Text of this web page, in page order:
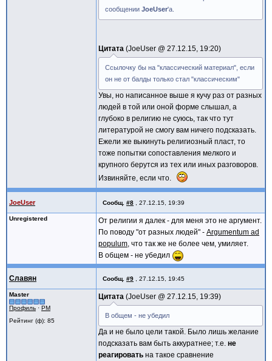
сообщении JoeUser'а.
Цитата JoeUser @ 27.12.15, 19:20
Ссылочку бы на "классический материал", если
он не от балды только стал "классическим"
Увы, но написанное выше я кучу раз от разных
людей в той или оной форме слышал, а
глубоко в религию не суюсь, так что тут
литературой не смогу вам ничего подсказать.
Ежели же выкинуть религиозный пласт, то
тоже попытки сопоставления мелкого и
крупного берутся из тех или иных разговоров.
Извиняйте, если что.
JoeUser Сообщ. #8 27.12.15, 19:39
Unregistered
От религии я далек - для меня это не аргумент.
По поводу "от разных людей" - Argumentum ad
populum, что так же не более чем, умиляет.
В общем - не убедил
Славян Сообщ. #9 27.12.15, 19:45
Master
Профиль · PM
Рейтинг (ф): 85
Цитата JoeUser @ 27.12.15, 19:39
В общем - не убедил
Да и не было цели такой. Было лишь желание
подсказать вам быть аккуратнее; т.е. не
реагировать на такое сравнение